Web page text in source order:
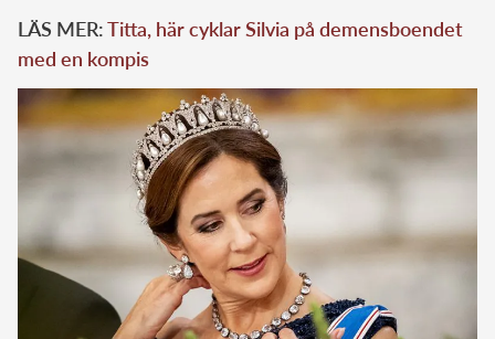
LÄS MER:Titta, här cyklar Silvia på demensboendet
med en kompis